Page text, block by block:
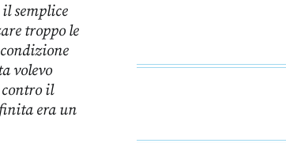
semplice
troppo le
volevo
il
era un